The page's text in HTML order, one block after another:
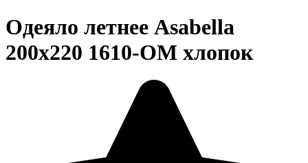
Одеяло летнее Asabella
200х220 1610-OM хлопок